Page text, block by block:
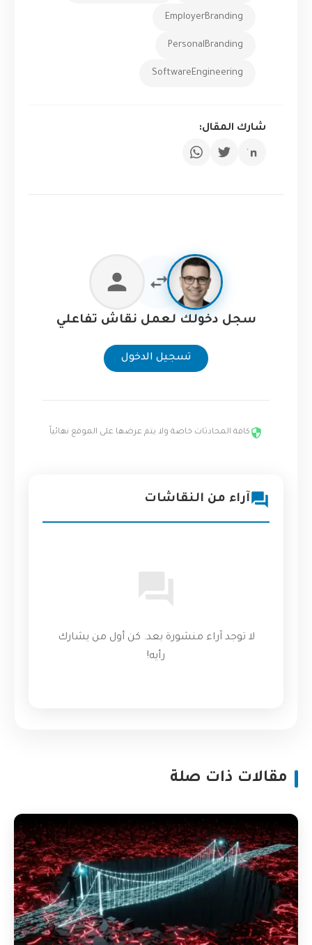
EmployerBranding
PersonalBranding
SoftwareEngineering
شارك المقال:
سجل دخولك لعمل نقاش تفاعلي
تسجيل الدخول
كافة المحادثات خاصة ولا يتم عرضها على الموقع نهائياً
آراء من النقاشات
لا توجد آراء منشورة بعد. كن أول من يشارك
رأيه!
مقالات ذات صلة